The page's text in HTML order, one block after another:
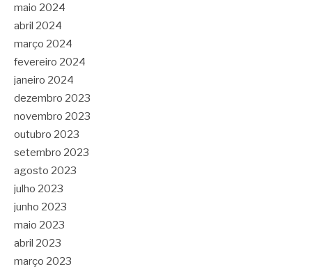
maio 2024
abril 2024
março 2024
fevereiro 2024
janeiro 2024
dezembro 2023
novembro 2023
outubro 2023
setembro 2023
agosto 2023
julho 2023
junho 2023
maio 2023
abril 2023
março 2023